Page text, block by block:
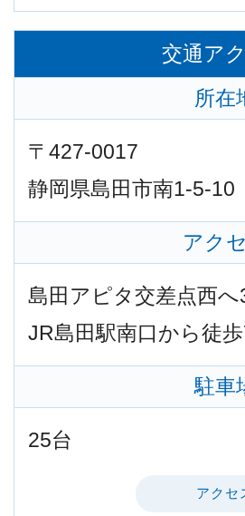
交通ア
所在
〒427-0017
静岡県島田市南1-5-10
アク
島田アピタ交差点西へ
JR島田駅南口から徒
駐車
25台
アクセ